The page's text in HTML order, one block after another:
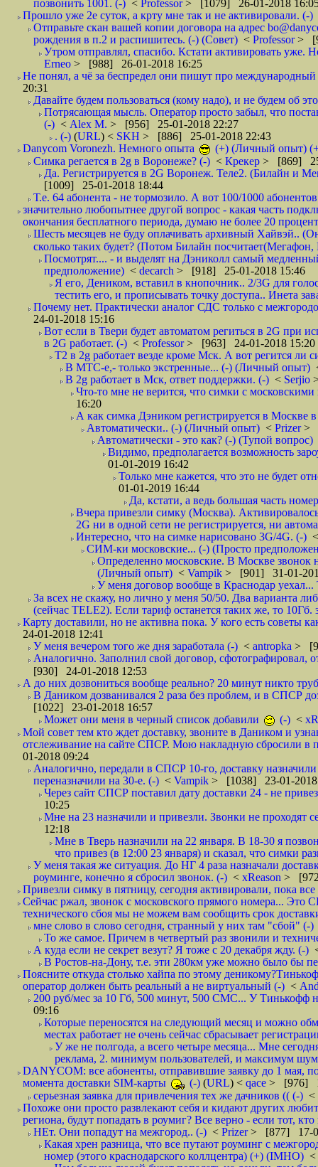
позвонить 1001. (-) < Professor> [1079] 26-01-2018
Прошло уже 2е суток, а крту мне так и не активировали. (-)
Отправьте скан вашей копии договора на адрес
рождения в п.2 и распишитесь. (-) (Совет) < Professor>
Утром отправлял, спасибо. Кстати активировать уже.
Erneo > [988] 26-01-2018 16:25
Не понял, а чё за беспредел они пишут про
20:31
Давайте будем пользоваться (кому надо), и не будем об
Потрясающая мысль. Оператор просто забыл, что
(-) < Alex M. > [956] 25-01-2018 22:27
. (-) (URL) < SKH > [886] 25-01-2018 22:43
Danycom Voronezh. Немного опыта
(+) (Личный опыт)
Симка регается в 2g в Воронеже? (-) < Крекер > [869]
Да. Регистрируется в 2G Воронеж. Теле2. (Билайн и
[1009] 25-01-2018 18:44
Т.е. 64 абонента - не тормозило. А вот 100/1000
значительно любопытнее другой вопрос - какая часть
окончания бесплатного периода, думаю не более 20
Шесть месяцев не буду оплачивать архивный Хайвэй..
сколько таких будет? (Потом Билайн
Посмотрят.... - и выделят на Дэниколл самый
предположение) < decarch > [918] 25-01-2018 15:46
Я его, Деником, вставил в кнопочник.. 2/3G для
тестить его, и прописывать точку доступа.. Инета
Почему нет. Практически аналог СДС только с
24-01-2018 15:16
Вот если в Твери будет автоматом региться в 2G при
в 2G работает. (-) < Professor> [963] 24-01-2018 15:20
T2 в 2g работает везде кроме Мск. А вот регится
В МТС-е,- только экстренные... (-) (Личный опыт)
В 2g работает в Мск, ответ поддержки. (-) < Serjio
Что-то мне не верится, что симки с
16:20
А как симка Дэником регистрируется в Москве
Автоматически.. (-) (Личный опыт) < Prizer>
Автоматически - это как? (-) (Тупой вопрос)
Видимо, предполагается возможность
01-01-2019 16:42
Только мне кажется, что это не будет
01-01-2019 16:44
Да, кстати, а ведь большая часть
Вчера привезли симку (Москва).
2G ни в одной сети не регистрируется, ни
Интересно, что на симке нарисовано 3G/4G. (-)
СИМ-ки московские... (-) (Просто
Определенно московские. В Москве звонок
(Личный опыт) < Vampik > [901] 31-01-
У меня договор вообще в Краснодар
За всех не скажу, но лично у меня 50/50. Два варианта
(сейчас TELE2). Если тариф останется таких же, то
Карту доставили, но не активна пока. У кого есть советы
24-01-2018 12:41
У меня вечером того же дня заработала (-) < antropka >
Аналогично. Заполнил свой договор,
[930] 24-01-2018 12:53
А до них дозвониться вообще реально? 20 минут никто
В Даником дозванивался 2 раза без проблем, и в СПСР
[1022] 23-01-2018 16:57
Может они меня в черный список добавили
(-) <
Мой совет тем кто ждет доставку, звоните в Даником и
отслеживание на сайте СПСР. Мою накладную сбросили
01-2018 09:24
Аналогично, передали в СПСР 10-го, доставку
переназначили на 30-е. (-) < Vampik > [1038] 23-01-2018
Через сайт СПСР поставил дату доставки 24 - не
10:25
Мне на 23 назначили и привезли. Звонки не
12:18
Мне в Тверь назначили на 22 января. В 18-30 я
что привез (в 12:00 23 января) и сказал, что симки
У меня такая же ситуация. До НГ 4 раза назначали
роуминге, конечно я сбросил звонок. (-) < xReason >
Привезли симку в пятницу, сегодня активировали, пока
Сейчас ржал, звонок с московского прямого номера... Это
технического сбоя мы не можем вам сообщить срок
мне слово в слово сегодня, странный у них там "сбой" (-)
То же самое. Причем в четвертый раз звонили и
А куда если не секрет везут? Я тоже с 20 декабря жду. (-)
В Ростов-на-Дону, т.е. эти 280км уже можно было бы
Поясните откуда столько хайпа по этому
оператор должен быть реальный а не виртуальный (-) <
200 руб/мес за 10 Гб, 500 минут, 500 СМС... У Тинькофф
09:16
Которые переносятся на следующий месяц и можно
местах работает не очень сейчас сбрасывает
У же не полгода, а всего четыре месяца... Мне
реклама, 2. минимум пользователей, и максимум
DANYCOM: все абоненты, отправившие заявку до 1 мая,
момента доставки SIM-карты
(-) (URL) < qace > [976]
серьезная заявка для привлечения тех же дачников (( (-) <
Похоже они просто развлекают себя и кидают других
региона, будут попадать в роумиг? Все верно - если тот,
НЕт. Они попадут на межгород.. (-) < Prizer> [877] 17-
Какая хрен разница, что все путают роуминг с
номер (этого краснодарского коллцентра) (+) (IMHO) <